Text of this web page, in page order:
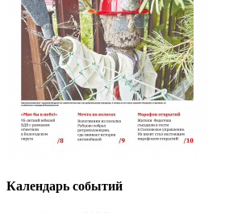
Календарь событий